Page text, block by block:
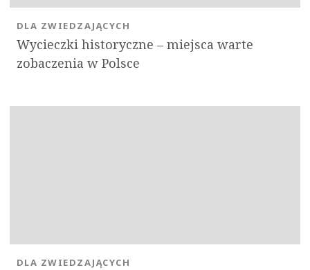
Wycieczki historyczne – miejsca warte
zobaczenia w Polsce
DLA ZWIEDZAJĄCYCH
DLA ZWIEDZAJĄCYCH